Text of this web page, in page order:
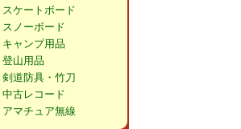
スケートボード
スノーボード
キャンプ用品
登山用品
剣道防具・竹刀
中古レコード
アマチュア無線